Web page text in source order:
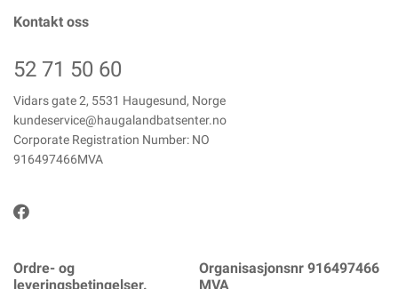
Kontakt oss
52 71 50 60
Vidars gate 2, 5531 Haugesund, Norge
kundeservice@haugalandbatsenter.no
Corporate Registration Number: NO
916497466MVA
Ordre- og
leveringsbetingelser.
Organisasjonsnr 916497466
MVA